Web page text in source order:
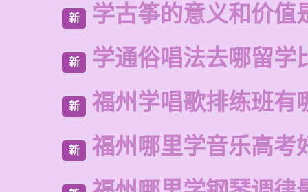
新 学古筝的意义和价值
新 学通俗唱法去哪留学
新 福州学唱歌排练班有
新 福州哪里学音乐高考